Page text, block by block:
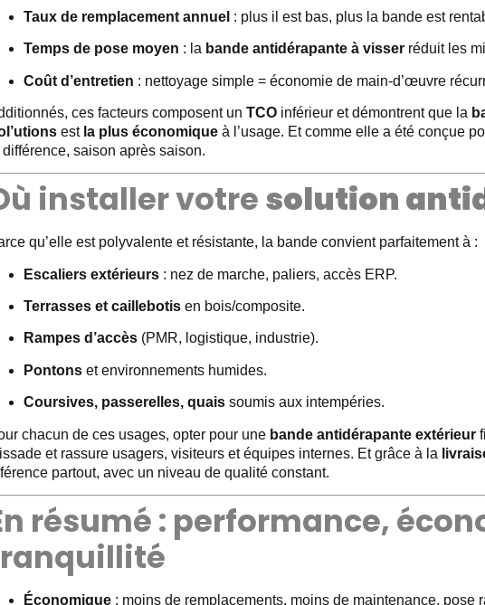
Taux de remplacement annuel : plus il est bas, plus la bande est
Temps de pose moyen : la bande antidérapante à visserréduit les
Coût d’entretien : nettoyage simple = économie de main-d’œuvre
ces facteurs composent un TCOinférieur et démontrent que la
est la plus économiqueà l’usage. Et comme elle a été conçue
différence, saison après saison.
installer votresolution
qu’elle est polyvalente et résistante, la bande convient parfaitement à :
Escaliers extérieurs: nez de marche, paliers, accès ERP.
Terrasses et caillebotisen bois/composite.
Rampes d’accès(PMR, logistique, industrie).
Pontonset environnements humides.
Coursives, passerelles, quaissoumis aux intempéries.
chacun de ces usages, opter pour une bande antidérapante extérieur
et rassure usagers, visiteurs et équipes internes. Et grâce à la
partout, avec un niveau de qualité constant.
résumé : performance,
Économique: moins de remplacements, moins de maintenance, pose